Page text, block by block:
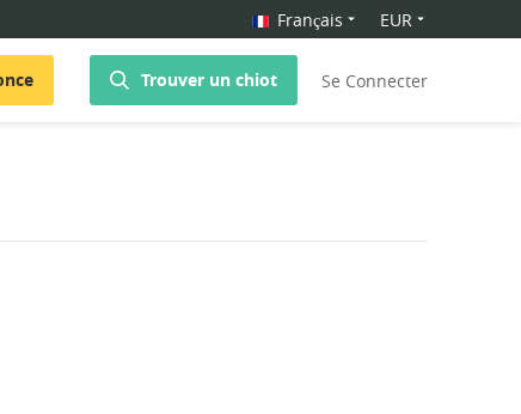
Français EUR
Trouver un chiot Se Connecter